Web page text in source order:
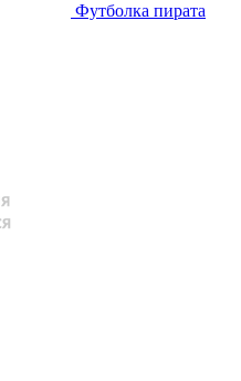
Футболка пирата